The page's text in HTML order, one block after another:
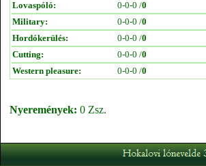
Lovaspóló:
0-0-0 /0
Military:
0-0-0 /0
Hordókerülés:
0-0-0 /0
Cutting:
0-0-0 /0
Western pleasure:
0-0-0 /0
Nyeremények: 0 Zsz.